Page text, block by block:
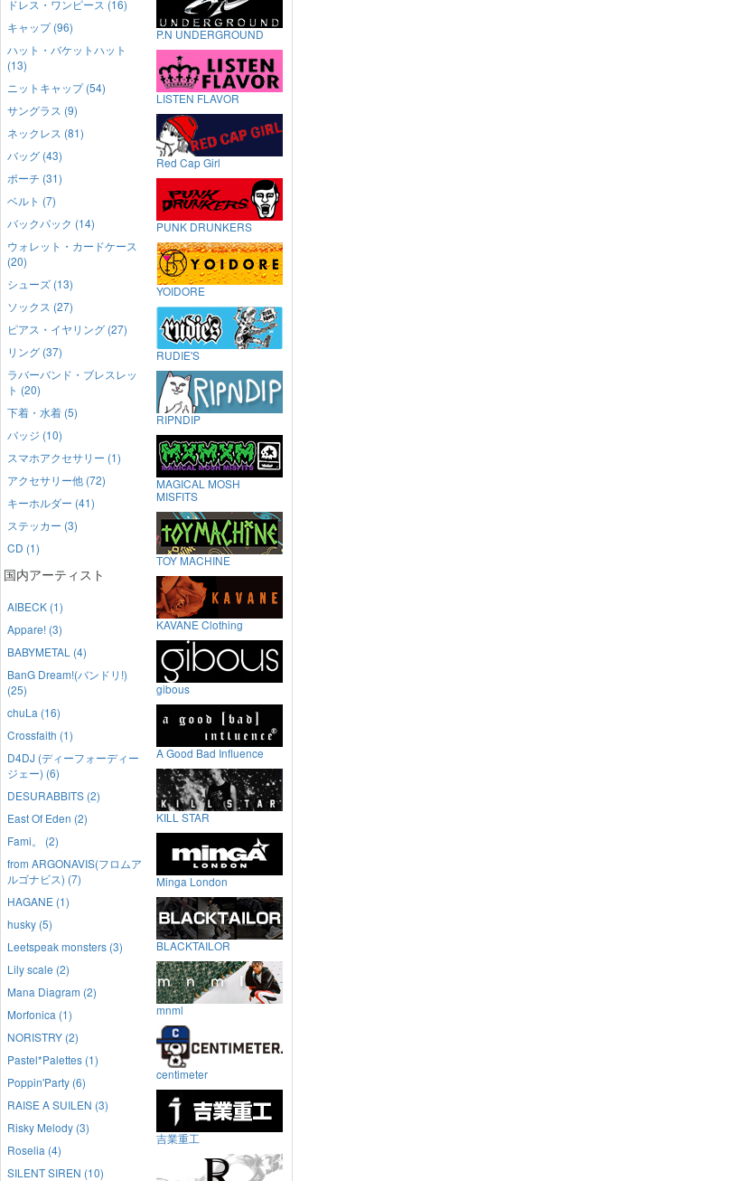
ドレス・ワンピース (16)
キャップ (96)
ハット・バケットハット
(13)
ニットキャップ (54)
サングラス (9)
ネックレス (81)
バッグ (43)
ポーチ (31)
ベルト (7)
バックパック (14)
ウォレット・カードケース
(20)
シューズ (13)
ソックス (27)
ピアス・イヤリング (27)
リング (37)
ラバーバンド・ブレスレッ
ト (20)
下着・水着 (5)
バッジ (10)
スマホアクセサリー (1)
アクセサリー他 (72)
キーホルダー (41)
ステッカー (3)
CD (1)
国内アーティスト
AIBECK (1)
Appare! (3)
BABYMETAL (4)
BanG Dream!(バンドリ!)
(25)
chuLa (16)
Crossfaith (1)
D4DJ (ディーフォーディー
ジェー) (6)
DESURABBITS (2)
East Of Eden (2)
Fami。 (2)
from ARGONAVIS(フロムア
ルゴナビス) (7)
HAGANE (1)
husky (5)
Leetspeak monsters (3)
Lily scale (2)
Mana Diagram (2)
Morfonica (1)
NORISTRY (2)
Pastel*Palettes (1)
Poppin'Party (6)
RAISE A SUILEN (3)
Risky Melody (3)
Roselia (4)
SILENT SIREN (10)
P.N UNDERGROUND
LISTEN FLAVOR
Red Cap Girl
PUNK DRUNKERS
YOIDORE
RUDIE'S
RIPNDIP
MAGICAL MOSH
MISFITS
TOY MACHINE
KAVANE Clothing
gibous
A Good Bad Influence
KILL STAR
Minga London
BLACKTAILOR
mnml
centimeter
吉業重工